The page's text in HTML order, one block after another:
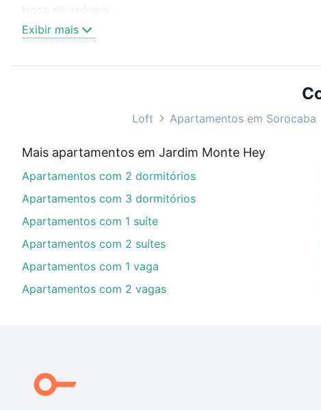
Como escolher um imóvel?
Use barra de busca no topo para pesquisar por ruas,
ou sem vaga de garagem para combinar perfeitamente
Apartamentos com 4 suites à venda em Jardim Monte
Aqui na Loft temos a oferta ideal para você, com
opções de financiamento imobiliário as parcelas podem
veja em nosso portal quanto custa comprar um
Exibir mais
Loft Apartamentos em Sorocaba
Mais apartamentos em Jardim Monte Hey
Apartamentos com 2 dormitórios
Apartamentos com 3 dormitórios
Apartamentos com 1 suíte
Apartamentos com 2 suítes
Apartamentos com 1 vaga
Apartamentos com 2 vagas